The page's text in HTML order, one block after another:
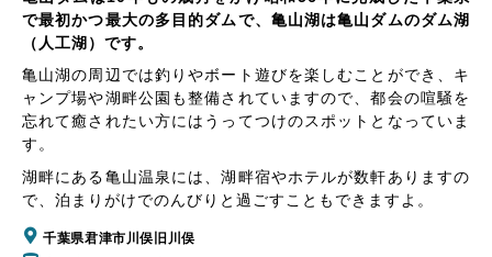
で最初かつ最大の多目的ダムで、亀山湖は亀山ダムのダム湖
（人工湖）です。
亀山湖の周辺では釣りやボート遊びを楽しむことができ、キ
ャンプ場や湖畔公園も整備されていますので、都会の喧騒を
忘れて癒されたい方にはうってつけのスポットとなっていま
す。
湖畔にある亀山温泉には、湖畔宿やホテルが数軒ありますの
で、泊まりがけでのんびりと過ごすこともできますよ。
千葉県君津市川俣旧川俣